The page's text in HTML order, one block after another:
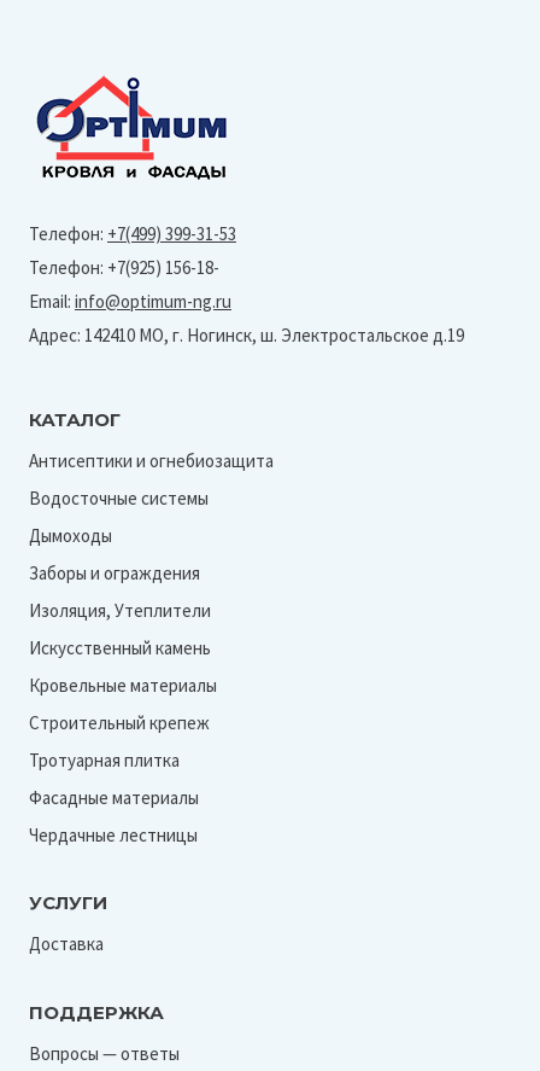
Телефон: +7(499) 399-31-53
Телефон: +7(925) 156-18-
Email: info@optimum-ng.ru
Адрес: 142410 МО, г. Ногинск, ш. Электростальское д.19
КАТАЛОГ
Антисептики и огнебиозащита
Водосточные системы
Дымоходы
Заборы и ограждения
Изоляция, Утеплители
Искусственный камень
Кровельные материалы
Строительный крепеж
Тротуарная плитка
Фасадные материалы
Чердачные лестницы
УСЛУГИ
Доставка
ПОДДЕРЖКА
Вопросы — ответы